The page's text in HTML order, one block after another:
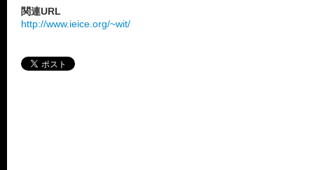
関連URL
http://www.ieice.org/~wit/